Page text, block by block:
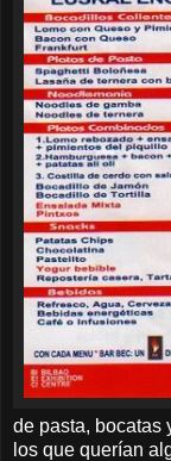
de pasta, bocatas
los que querían